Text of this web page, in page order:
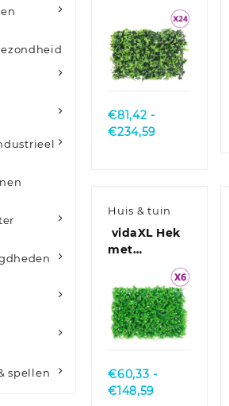
spellen
kunstbladeren 24
st 40×60 cm
groen
Quick
View
€81,42 -
€234,59
Huis & tuin
vidaXL Hek
met
kunstvarenblad 24
st 40×60 cm
groen
Quick
View
€60,33 -
€148,59